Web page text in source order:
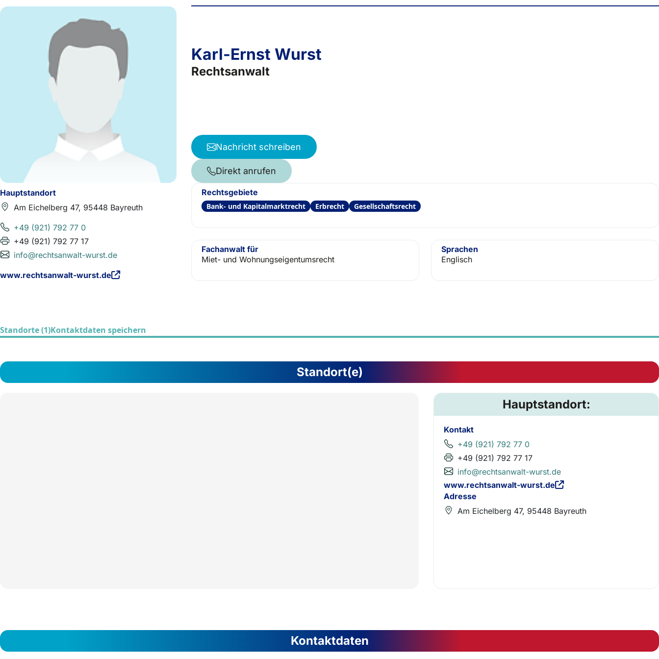
Hauptstandort
Am Eichelberg 47, 95448 Bayreuth
+49 (921) 792 77 0
+49 (921) 792 77 17
info@rechtsanwalt-wurst.de
www.rechtsanwalt-wurst.de
Karl-Ernst Wurst
Rechtsanwalt
Nachricht schreiben
Direkt anrufen
Rechtsgebiete
Bank- und Kapitalmarktrecht Erbrecht Gesellschaftsrecht
Fachanwalt für
Miet- und Wohnungseigentumsrecht
Sprachen
Englisch
Standorte (1)Kontaktdaten speichern
Standort(e)
Hauptstandort:
Kontakt
+49 (921) 792 77 0
+49 (921) 792 77 17
info@rechtsanwalt-wurst.de
www.rechtsanwalt-wurst.de
Adresse
Am Eichelberg 47, 95448 Bayreuth
Kontaktdaten